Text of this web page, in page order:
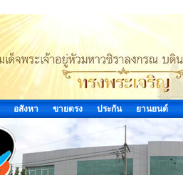
อสังหา ขายตรง ประกัน ยานยนต์